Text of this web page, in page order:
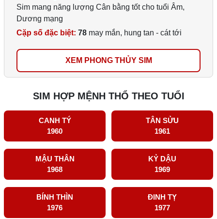
Sim mang năng lượng Cân bằng tốt cho tuổi Âm,
Dương mạng
Cặp số đặc biệt: 78 may mắn, hung tan - cát tới
XEM PHONG THỦY SIM
SIM HỢP MỆNH THỔ THEO TUỔI
CANH TÝ
1960
TÂN SỬU
1961
MẬU THÂN
1968
KỶ DẬU
1969
BÍNH THÌN
1976
ĐINH TỴ
1977